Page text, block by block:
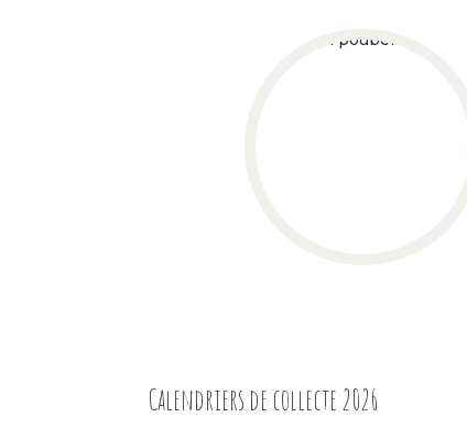
Calendriers de collecte 2026